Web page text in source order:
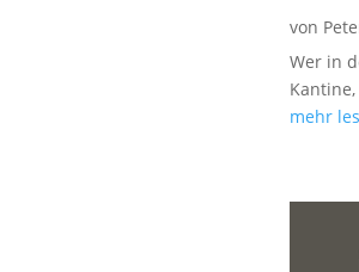
von
Wer in
mehr